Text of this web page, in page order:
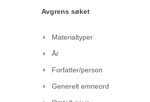
Avgrens søket
Materialtyper
År
Forfatter/person
Generelt emneord